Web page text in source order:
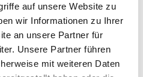
auf unsere Website zu
wir Informationen zu Ihrer
an unsere Partner für
Unsere Partner führen
mit weiteren Daten